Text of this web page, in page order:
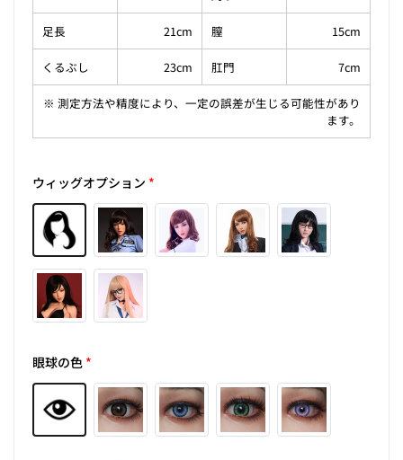
足長 21cm 膣 15cm
くるぶし 23cm 肛門 7cm
※ 測定方法や精度により、一定の誤差が生じる可能性があり
ます。
ウィッグオプション *
眼球の色*